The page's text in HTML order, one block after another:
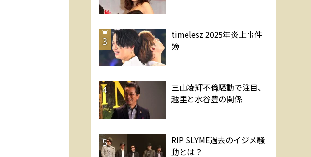
3
timelesz 2025年炎上事件
簿
4
三山凌輝不倫騒動で注目、
趣里と水谷豊の関係
5
RIP SLYME過去のイジメ騒
動とは？